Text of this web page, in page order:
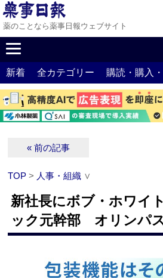
薬のことなら薬事日報ウェブサイト
新着 全カテゴリー 購読・購入
« 前の記事
TOP > 人事・組織 ∨
新社長にボブ・ホワイ
ック元幹部 オリンパ